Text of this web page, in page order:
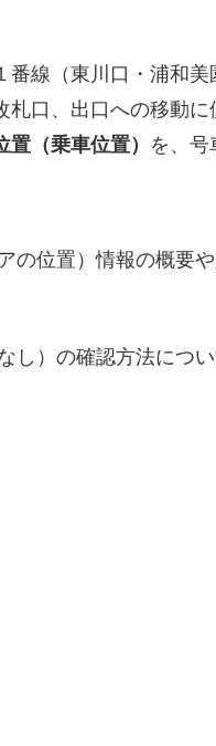
番線（東川口・浦和美
札口、出口への移動に
（乗車位置）
を、号
の位置）情報の概要や
し）の確認方法につい